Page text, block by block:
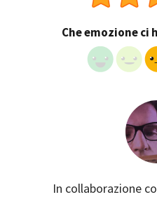
Che emozione ci
In collaborazione